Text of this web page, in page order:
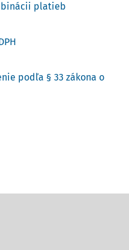
platieb
podľa § 33 zákona o